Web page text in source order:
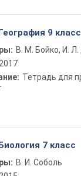
9 класс
В. М. Бойко, И.
2017
Тетрадь для
7 класс
В. И. Соболь